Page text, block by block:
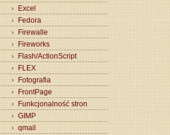
Excel
Fedora
Firewalle
Fireworks
Flash/ActionScript
FLEX
Fotografia
FrontPage
Funkcjonalność stron
GIMP
qmail